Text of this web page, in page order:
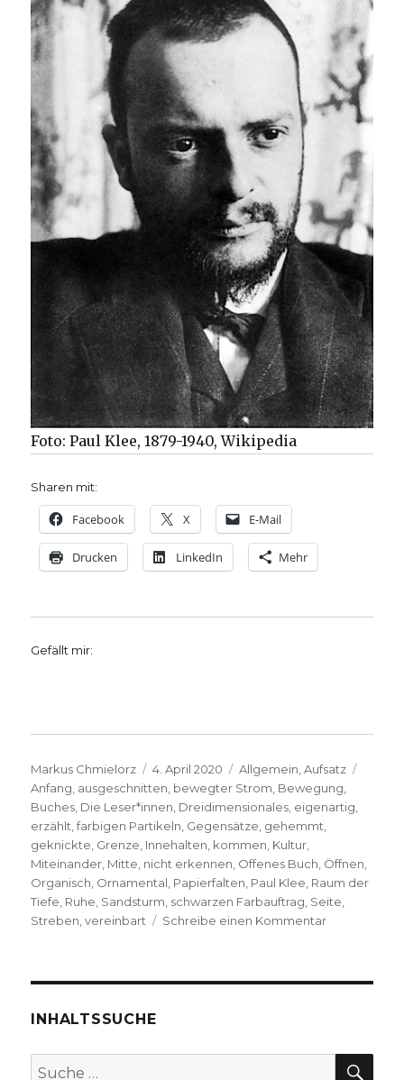
Foto: Paul Klee, 1879-1940, Wikipedia
Sharen mit:
Facebook X E-Mail
Drucken LinkedIn Mehr
Gefällt mir:
Autor
Markus Chmielorz
Veröffentlicht
am
4. April 2020 Kategorien
Allgemein,Aufsatz
Anfang, ausgeschnitten, bewegter Strom, Bewegung,
Buches, Die Leser*innen, Dreidimensionales, eigenartig,
erzählt,farbigen Partikeln, Gegensätze, gehemmt,
geknickte, Grenze, Innehalten, kommen, Kultur,
Miteinander, Mitte, nicht erkennen, Offenes Buch, Öffnen,
Organisch, Ornamental, Papierfalten, Paul Klee, Raum der
Tiefe, Ruhe, Sandsturm, schwarzen Farbauftrag, Seite,
Streben,vereinbart Schreibe einen Kommentarzu
von
Markus
INHALTSSUCHE
Suche